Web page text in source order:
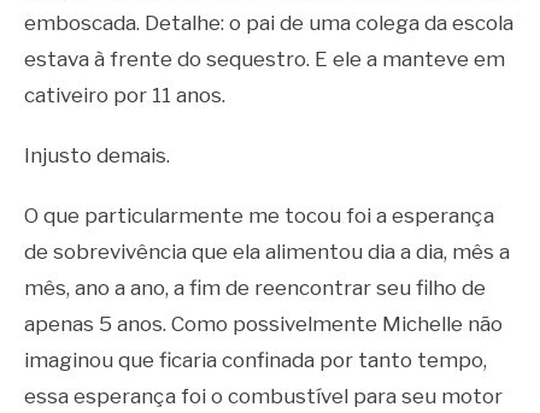
emboscada. Detalhe: o pai de uma colega da escola
estava à frente do sequestro. E ele a manteve em
cativeiro por 11 anos.
Injusto demais.
O que particularmente me tocou foi a esperança
de sobrevivência que ela alimentou dia a dia, mês a
mês, ano a ano, a fim de reencontrar seu filho de
apenas 5 anos. Como possivelmente Michelle não
imaginou que ficaria confinada por tanto tempo,
essa esperança foi o combustível para seu motor